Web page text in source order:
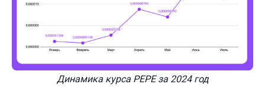
Динамика курса PEPE за 2024 год